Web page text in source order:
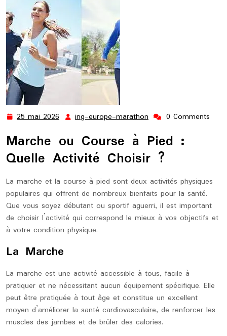
25 mai 2026 25
2026
ing-europe-marathon ing-
marathon
0 Comments
Marche ou Course à Pied :
Quelle Activité Choisir ?
La marche et la course à pied sont deux activités physiques
populaires qui offrent de nombreux bienfaits pour la santé.
Que vous soyez débutant ou sportif aguerri, il est important
de choisir l’activité qui correspond le mieux à vos objectifs et
à votre condition physique.
La Marche
La marche est une activité accessible à tous, facile à
pratiquer et ne nécessitant aucun équipement spécifique. Elle
peut être pratiquée à tout âge et constitue un excellent
moyen d’améliorer la santé cardiovasculaire, de renforcer les
muscles des jambes et de brûler des calories.